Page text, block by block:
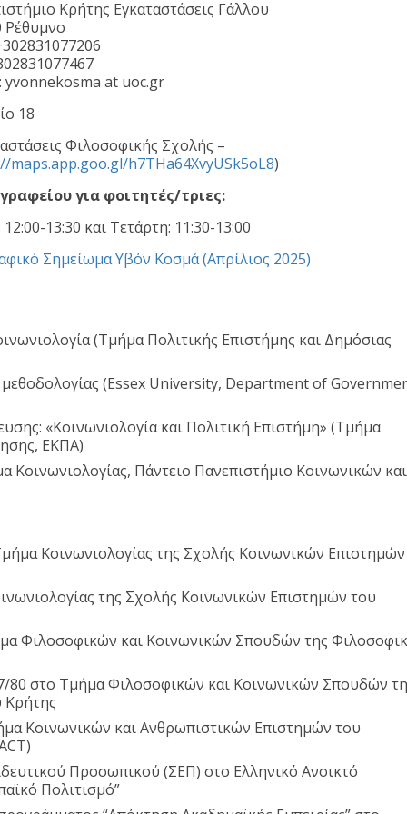
Κρήτης Εγκαταστάσεις Γάλλου
Ρέθυμνο
yvonnekosma at uoc.gr
18
Φιλοσοφικής Σχολής –
maps.app.goo.gl/h7THa64XvyUSk5oL8)
για φοιτητές/τριες:
12:00-13:30 και Τετάρτη: 11:30-13:00
Σημείωμα Υβόν Κοσμά (Απρίλιος 2025)
(Τμήμα Πολιτικής Επιστήμης και Δημόσιας
(Essex University, Department of
«Κοινωνιολογία και Πολιτική Επιστήμη» (Τμήμα
ΕΚΠΑ)
Πάντειο Πανεπιστήμιο Κοινωνικών και
Κοινωνιολογίας της Σχολής Κοινωνικών Επιστημών
της Σχολής Κοινωνικών Επιστημών του
Φιλοσοφικών και Κοινωνικών Σπουδών της
80 στο Τμήμα Φιλοσοφικών και Κοινωνικών Σπουδών
Κρήτης
Κοινωνικών και Ανθρωπιστικών Επιστημών του
Προσωπικού (ΣΕΠ) στο Ελληνικό Ανοικτό
Πολιτισμό”